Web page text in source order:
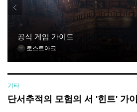
공식 게임 가이드
로스트아크
기타
단서추적의 모험의 서 '힌트' 가